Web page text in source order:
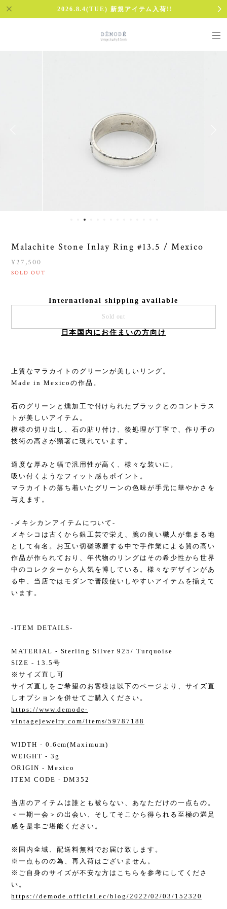
2026.8.4(TUE) 新規アイテム入荷!!
Malachite Stone Inlay Ring #13.5 / Mexico
¥27,500
SOLD OUT
International shipping available
Sold out
日本国内にお住まいの方向け
上質なマラカイトのグリーンが美しいリング。
Made in Mexicoの作品。
石のグリーンと燻加工で付けられたブラックとのコントラス
トが美しいアイテム。
模様の切り出し、石の貼り付け、後処理が丁寧で、作り手の
技術の高さが顕著に現れています。
適度な厚みと幅で汎用性が高く、様々な装いに。
吸い付くようなフィット感もポイント。
マラカイトの落ち着いたグリーンの色味が手元に華やかさを
与えます。
-メキシカンアイテムについて-
メキシコは古くから銀工芸で栄え、腕の良い職人が集まる地
として有名。お互い切磋琢磨する中で手作業による質の高い
作品が作られており、年代物のリングはその希少性から世界
中のコレクターから人気を博している。様々なデザインがあ
る中、当店ではモダンで普段使いしやすいアイテムを揃えて
います。
-ITEM DETAILS-
MATERIAL - Sterling Silver 925/ Turquoise
SIZE - 13.5号
※サイズ直し可
サイズ直しをご希望のお客様は以下のページより、サイズ直
しオプションを併せてご購入ください。
https://www.demode-
vintagejewelry.com/items/59787188
WIDTH - 0.6cm(Maximum)
WEIGHT - 3g
ORIGIN - Mexico
ITEM CODE - DM352
当店のアイテムは誰とも被らない、あなただけの一点もの。
＜一期一会＞の出会い、そしてそこから得られる至極の満足
感を是非ご堪能ください。
※国内全域、配送料無料でお届け致します。
※一点ものの為、再入荷はございません。
※ご自身のサイズが不安な方はこちらを参考にしてくださ
い。
https://demode.official.ec/blog/2022/02/03/152320